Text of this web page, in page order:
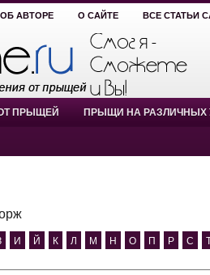
ОБ АВТОРЕ О САЙТЕ ВСЕ СТАТЬИ
ПРЫЩЕЙ ПРЫЩИ НА РАЗЛИЧНЫХ
И Й К Л М Н О П Р С